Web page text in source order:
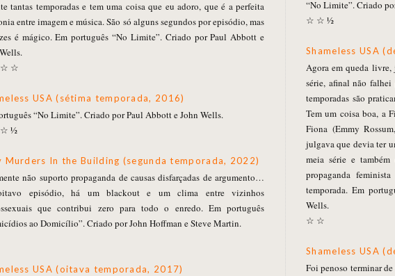
tantas temporadas e tem uma coisa que eu adoro, que é a perfeita
entre imagem e música. São só alguns segundos por episódio, mas
é mágico. Em português “No Limite”. Criado por Paul Abbott e
☆
USA (sétima temporada, 2016)
“No Limite”. Criado por Paul Abbott e John Wells.
½
Murders In the Building (segunda temporada, 2022)
não suporto propaganda de causas disfarçadas de argumento…
episódio, há um blackout e um clima entre vizinhos
que contribui zero para todo o enredo. Em português
ao Domicílio”. Criado por John Hoffman e Steve Martin.
USA (oitava temporada, 2017)
“No Limite”. Criado
☆ ☆ ½
Shameless USA
Agora em queda livre,
série, afinal não
temporadas são
Tem um coisa boa, a
Fiona (Emmy
julgava que devia ter
meia série e
propaganda
temporada. Em
Wells.
☆ ☆
Shameless USA
Foi penoso terminar